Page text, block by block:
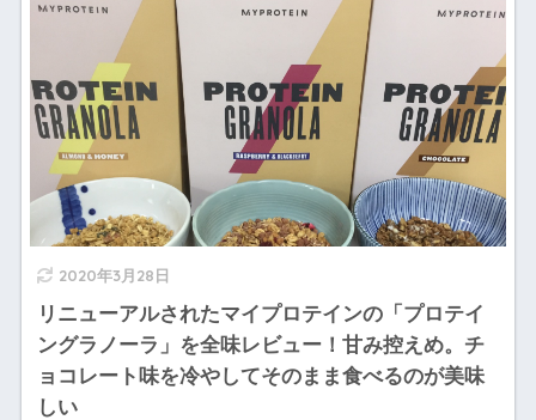
2020年3月28日
リニューアルされたマイプロテインの「プロテイ
ングラノーラ」を全味レビュー！甘み控えめ。チ
ョコレート味を冷やしてそのまま食べるのが美味
しい